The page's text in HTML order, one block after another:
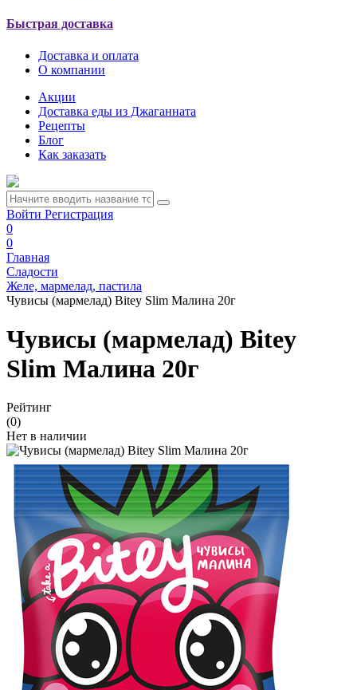
Быстрая доставка
Доставка и оплата
О компании
Акции
Доставка еды из Джаганната
Рецепты
Блог
Как заказать
Войти Регистрация
0
0
Главная
Сладости
Желе, мармелад, пастила
Чувисы (мармелад) Bitey Slim Малина 20г
Чувисы (мармелад) Bitey
Slim Малина 20г
Рейтинг
(0)
Нет в наличии